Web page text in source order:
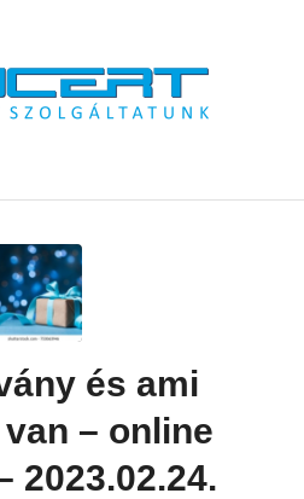
és ami
– online
2023.02.24.